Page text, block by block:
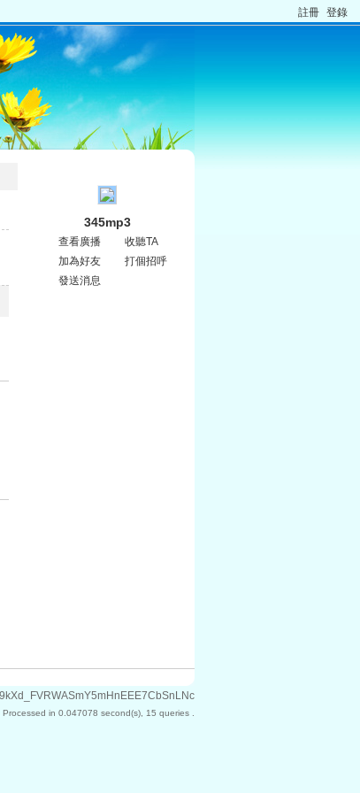
註冊 登錄
345mp3
查看廣播
收聽TA
加為好友
打個招呼
發送消息
, Processed in 0.047078 second(s), 15 queries .